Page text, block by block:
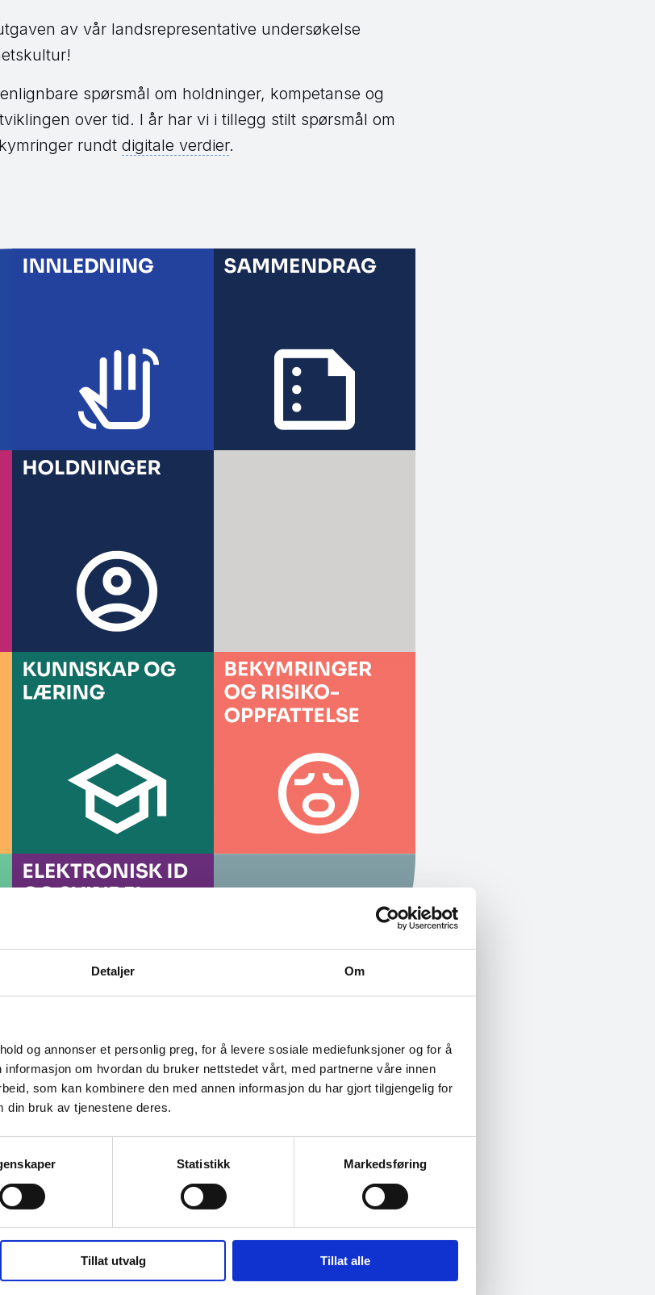
Detaljer Om
og annonser et personlig preg, for å levere sosiale mediefunksjoner og for å
om hvordan du bruker nettstedet vårt, med partnerne våre innen
som kan kombinere den med annen informasjon du har gjort tilgjengelig for
din bruk av tjenestene deres.
Statistikk Markedsføring
Tillat utvalg Tillat alle
av vår landsrepresentative undersøkelse
spørsmål om holdninger, kompetanse og
over tid. I år har vi i tillegg stilt spørsmål om
rundt digitale verdier.
Opinion AS
utvalg av befolkningen, i alderen over 18 år.